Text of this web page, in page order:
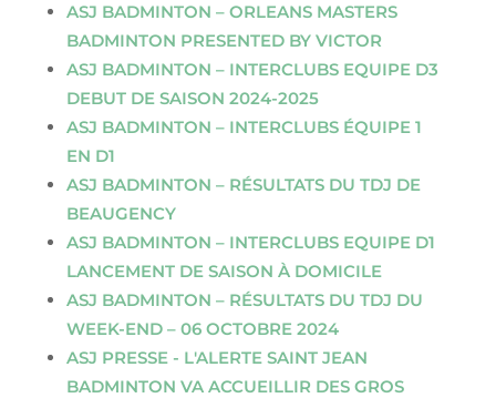
ASJ BADMINTON – ORLEANS MASTERS
BADMINTON PRESENTED BY VICTOR
ASJ BADMINTON – INTERCLUBS EQUIPE D3
DEBUT DE SAISON 2024-2025
ASJ BADMINTON – INTERCLUBS ÉQUIPE 1
EN D1
ASJ BADMINTON – RÉSULTATS DU TDJ DE
BEAUGENCY
ASJ BADMINTON – INTERCLUBS EQUIPE D1
LANCEMENT DE SAISON À DOMICILE
ASJ BADMINTON – RÉSULTATS DU TDJ DU
WEEK-END – 06 OCTOBRE 2024
ASJ PRESSE - L'ALERTE SAINT JEAN
BADMINTON VA ACCUEILLIR DES GROS